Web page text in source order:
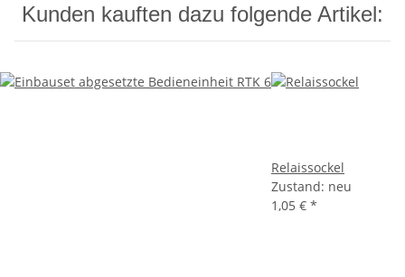
Kunden kauften dazu folgende Artikel:
Relaissockel
Zustand: neu
1,05 € *